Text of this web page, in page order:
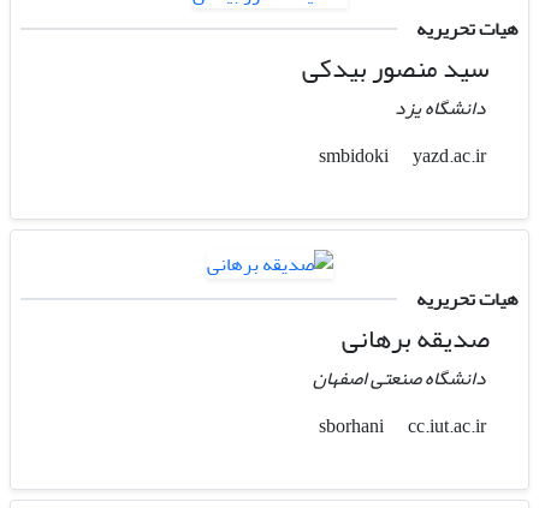
هیات تحریریه
سید منصور بیدکی
دانشگاه یزد
smbidoki
yazd.ac.ir
هیات تحریریه
صدیقه برهانی
دانشگاه صنعتی اصفهان
sborhani
cc.iut.ac.ir